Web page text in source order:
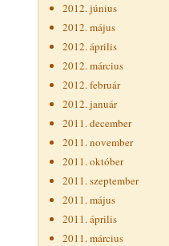
2012. június
2012. május
2012. április
2012. március
2012. február
2012. január
2011. december
2011. november
2011. október
2011. szeptember
2011. május
2011. április
2011. március